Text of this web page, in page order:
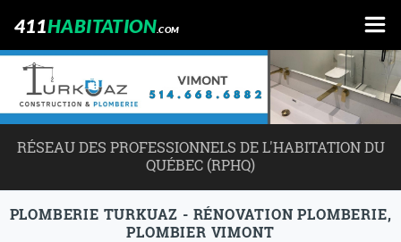
411HABITATION.COM
RÉSEAU DES PROFESSIONNELS DE L'HABITATION DU
QUÉBEC (RPHQ)
PLOMBERIE TURKUAZ - RÉNOVATION PLOMBERIE,
PLOMBIER VIMONT